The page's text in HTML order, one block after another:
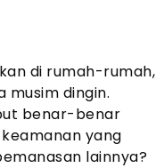
di rumah-rumah,
dingin.
benar-benar
yang
lainnya?